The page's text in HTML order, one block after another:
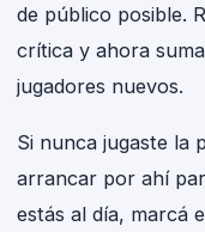
de público posible.
crítica y ahora
jugadores nuevos.
Si nunca jugaste la
arrancar por ahí
estás al día, marcá